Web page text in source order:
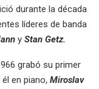
durante la década
líderes de banda
y Stan Getz.
grabó su primer
en piano, Miroslav